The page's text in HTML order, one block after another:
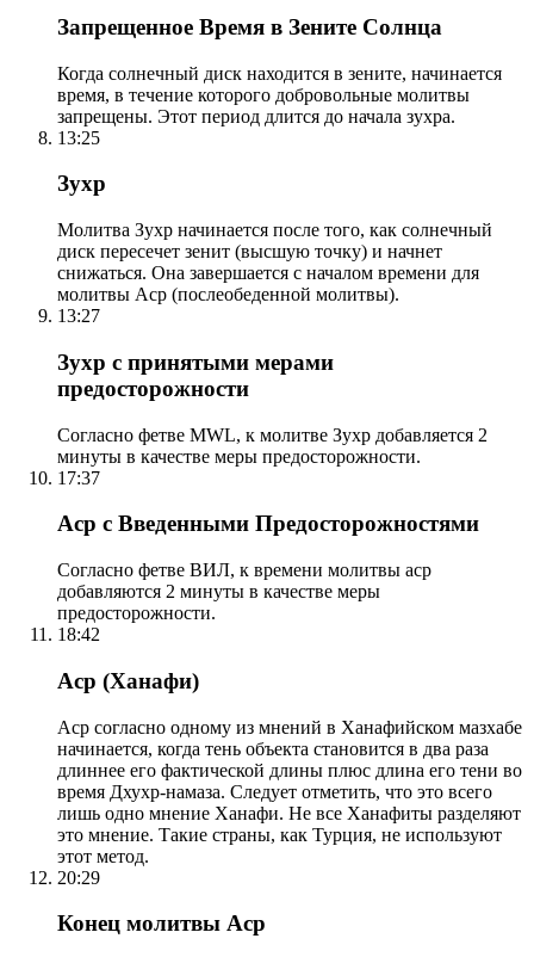
Запрещенное Время в Зените Солнца
Когда солнечный диск находится в зените, начинается
время, в течение которого добровольные молитвы
запрещены. Этот период длится до начала зухра.
13:25
Зухр
Молитва Зухр начинается после того, как солнечный
диск пересечет зенит (высшую точку) и начнет
снижаться. Она завершается с началом времени для
молитвы Аср (послеобеденной молитвы).
13:27
Зухр с принятыми мерами
предосторожности
Согласно фетве MWL, к молитве Зухр добавляется 2
минуты в качестве меры предосторожности.
17:37
Аср с Введенными Предосторожностями
Согласно фетве ВИЛ, к времени молитвы аср
добавляются 2 минуты в качестве меры
предосторожности.
18:42
Аср (Ханафи)
Аср согласно одному из мнений в Ханафийском мазхабе
начинается, когда тень объекта становится в два раза
длиннее его фактической длины плюс длина его тени во
время Дхухр-намаза. Следует отметить, что это всего
лишь одно мнение Ханафи. Не все Ханафиты разделяют
это мнение. Такие страны, как Турция, не используют
этот метод.
20:29
Конец молитвы Аср